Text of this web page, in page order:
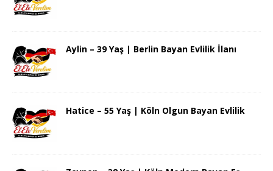
Aylin – 39 Yaş | Berlin Bayan Evlilik İlanı
Hatice – 55 Yaş | Köln Olgun Bayan Evlilik